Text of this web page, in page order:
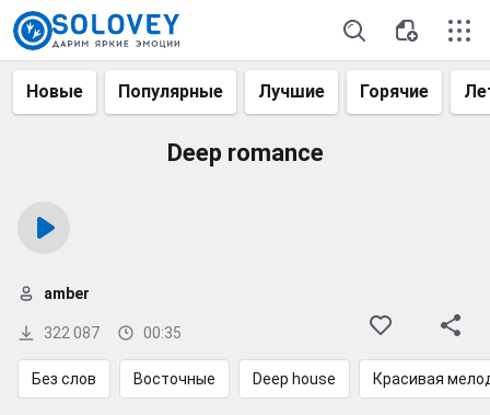
Новые Популярные Лучшие Горячие
Deep romance
322 087 00:35
amber
Без слов Восточные Deep house Красивая